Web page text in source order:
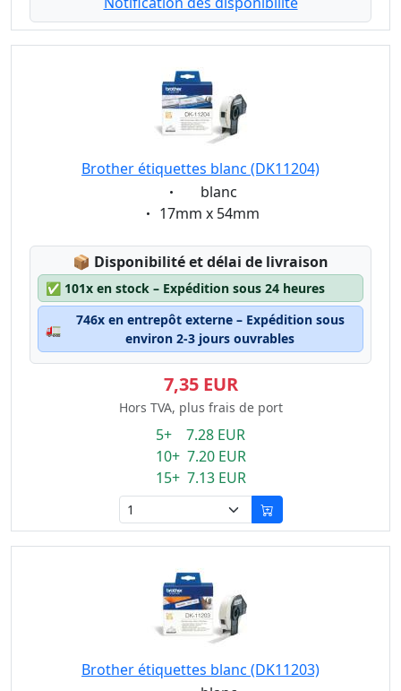
Brother étiquettes blanc (DK11204)
Eigenschaft:
blanc
Eigenschaft:
17mm x 54mm
📦 Lagerstatus:
Disponibilité et délai de livraison
✅ 101x en stock – Expédition sous 24 heures
🚛
746x en entrepôt externe – Expédition sous
environ 2-3 jours ouvrables
7,35 EUR
Hors TVA, plus frais de port
5+ 7.28 EUR
10+ 7.20 EUR
15+ 7.13 EUR
Brother étiquettes blanc (DK11203)